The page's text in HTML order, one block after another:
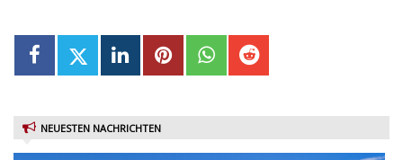
NEUESTEN NACHRICHTEN